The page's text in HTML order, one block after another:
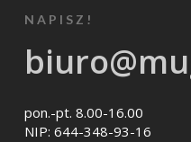
NAPISZ!
pon.-pt. 8.00-16.00
NIP: 644-348-93-16